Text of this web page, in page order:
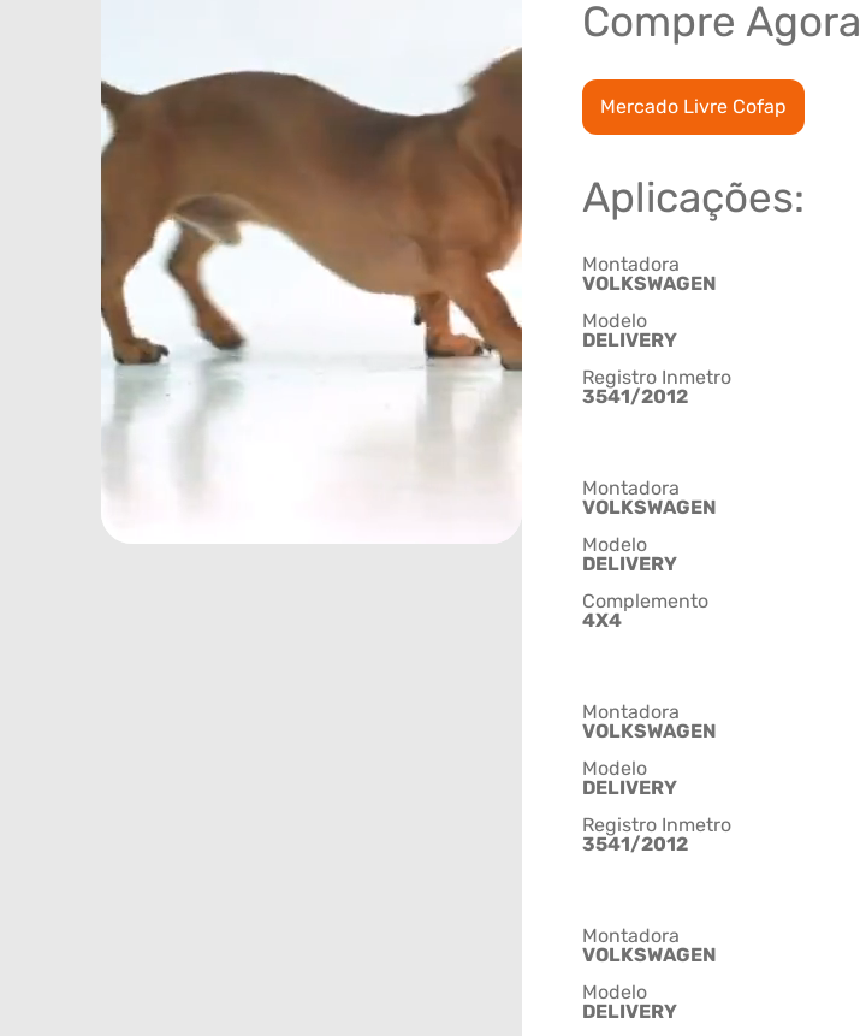
Compre Agora
Mercado Livre Cofap
Aplicações:
Montadora
VOLKSWAGEN
Modelo
DELIVERY
Registro Inmetro
3541/2012
Montadora
VOLKSWAGEN
Modelo
DELIVERY
Complemento
4X4
Montadora
VOLKSWAGEN
Modelo
DELIVERY
Registro Inmetro
3541/2012
Montadora
VOLKSWAGEN
Modelo
DELIVERY